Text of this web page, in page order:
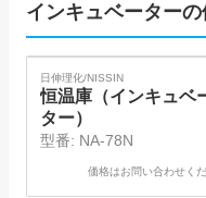
インキュベーターの
SOLD
日伸理化/NISSIN
恒温庫（インキュベ
ター）
型番: NA-78N
価格はお問い合わせく